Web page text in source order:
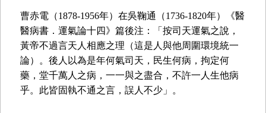
曹赤電（1878-1956年）在吳鞠通（1736-1820年）《醫
醫病書．運氣論十四》篇後注：「按司天運氣之說，
黃帝不過言天人相應之理（這是人與他周圍環境統一
論）。後人以為是年何氣司天，民生何病，拘定何
藥，堂千萬人之病，一一與之盡合，不許一人生他病
乎。此皆固執不通之言，誤人不少」。